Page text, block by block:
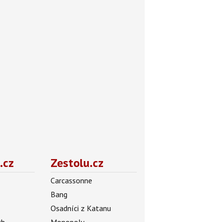
Zestolu.cz
Carcassonne
Bang
Osadníci z Katanu